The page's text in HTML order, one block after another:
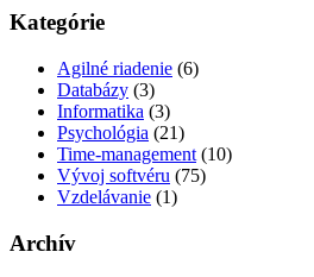
Kategórie
Agilné riadenie (6)
Databázy (3)
Informatika (3)
Psychológia (21)
Time-management (10)
Vývoj softvéru (75)
Vzdelávanie (1)
Archív